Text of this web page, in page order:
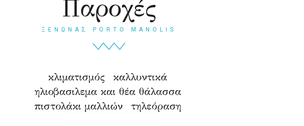
Παροχές
ΞΕΝΩΝΑΣ PORTO MANOLIS
κλιματισμός
καλλυντικά
ηλιοβασιλεμα και θέα θάλασσα
πιστολάκι μαλλιών
τηλεόραση